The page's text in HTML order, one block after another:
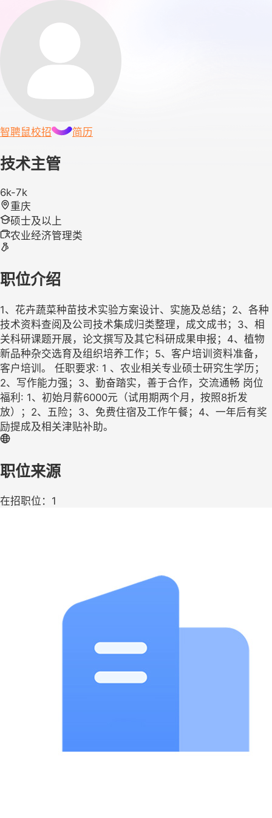
智聘鼠校招 简历
技术主管
6k-7k
重庆
硕士及以上
农业经济管理类
职位介绍
1、花卉蔬菜种苗技术实验方案设计、实施及总结；2、各种
技术资料查阅及公司技术集成归类整理，成文成书；3、相
关科研课题开展，论文撰写及其它科研成果申报；4、植物
新品种杂交选育及组织培养工作；5、客户培训资料准备，
客户培训。 任职要求: 1 、农业相关专业硕士研究生学历；
2、写作能力强；3、勤奋踏实，善于合作，交流通畅 岗位
福利: 1、初始月薪6000元（试用期两个月，按照8折发
放）；2、五险；3、免费住宿及工作午餐；4、一年后有奖
励提成及相关津贴补助。
职位来源
在招职位：1